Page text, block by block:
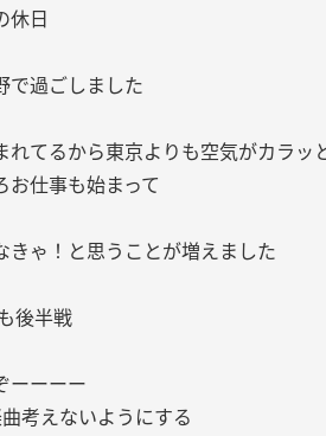
休日
で過ごしました
れてるから東京よりも空気がカラ
お仕事も始まって
きゃ！と思うことが増えました
後半戦
ーーーー
考えないようにする